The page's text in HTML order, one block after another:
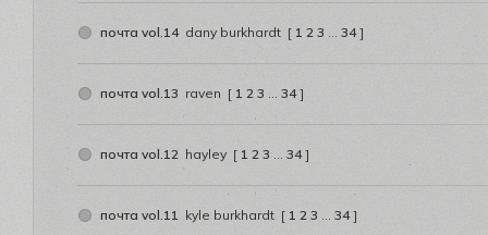
почта vol.14 dany burkhardt [ 1 2 3 34 ]
почта vol.13 raven [ 1 2 3 34 ]
почта vol.12 hayley [ 1 2 3 34 ]
почта vol.11 kyle burkhardt [ 1 2 3 34 ]